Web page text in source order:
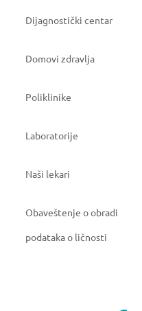
Dijagnostički centar
Domovi zdravlja
Poliklinike
Laboratorije
Naši lekari
Obaveštenje o obradi
podataka o ličnosti